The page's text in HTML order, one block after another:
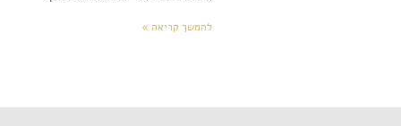
להמשך קריאה »